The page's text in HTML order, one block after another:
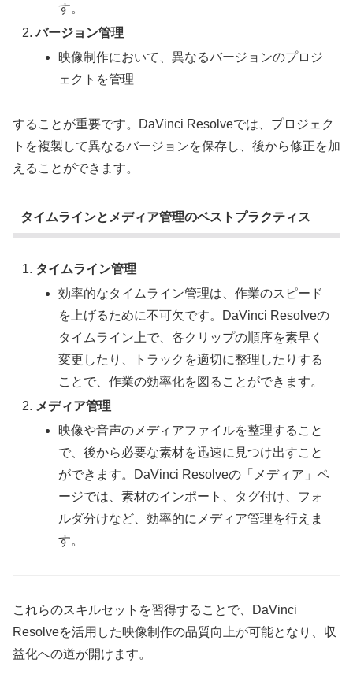
す。
バージョン管理
映像制作において、異なるバージョンのプロジ
ェクトを管理
することが重要です。DaVinci Resolveでは、プロジェク
トを複製して異なるバージョンを保存し、後から修正を加
えることができます。
タイムラインとメディア管理のベストプラクティス
タイムライン管理
効率的なタイムライン管理は、作業のスピード
を上げるために不可欠です。DaVinci Resolveの
タイムライン上で、各クリップの順序を素早く
変更したり、トラックを適切に整理したりする
ことで、作業の効率化を図ることができます。
メディア管理
映像や音声のメディアファイルを整理すること
で、後から必要な素材を迅速に見つけ出すこと
ができます。DaVinci Resolveの「メディア」ペ
ージでは、素材のインポート、タグ付け、フォ
ルダ分けなど、効率的にメディア管理を行えま
す。
これらのスキルセットを習得することで、DaVinci
Resolveを活用した映像制作の品質向上が可能となり、収
益化への道が開けます。